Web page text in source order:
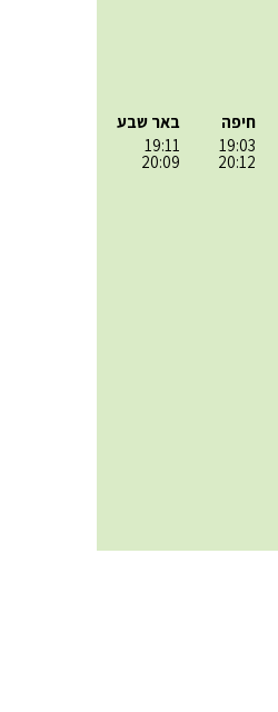
חיפה
19:03
20:12
באר שבע
19:11
20:09